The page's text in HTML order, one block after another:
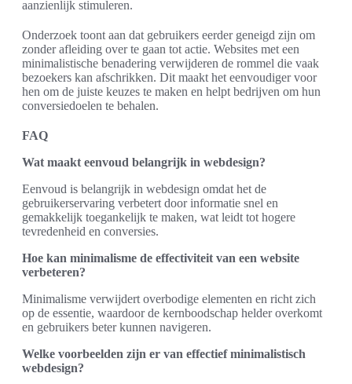
aanzienlijk stimuleren.
Onderzoek toont aan dat gebruikers eerder geneigd zijn om
zonder afleiding over te gaan tot actie. Websites met een
minimalistische benadering verwijderen de rommel die vaak
bezoekers kan afschrikken. Dit maakt het eenvoudiger voor
hen om de juiste keuzes te maken en helpt bedrijven om hun
conversiedoelen te behalen.
FAQ
Wat maakt eenvoud belangrijk in webdesign?
Eenvoud is belangrijk in webdesign omdat het de
gebruikerservaring verbetert door informatie snel en
gemakkelijk toegankelijk te maken, wat leidt tot hogere
tevredenheid en conversies.
Hoe kan minimalisme de effectiviteit van een website
verbeteren?
Minimalisme verwijdert overbodige elementen en richt zich
op de essentie, waardoor de kernboodschap helder overkomt
en gebruikers beter kunnen navigeren.
Welke voorbeelden zijn er van effectief minimalistisch
webdesign?